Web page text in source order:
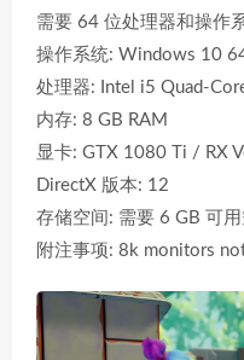
需要 64 位处理器和操作
操作系统: Windows 10
处理器: Intel i5 Quad-
内存: 8 GB RAM
显卡: GTX 1080 Ti / RX
DirectX 版本: 12
存储空间: 需要 6 GB 可用
附注事项: 8k monitors